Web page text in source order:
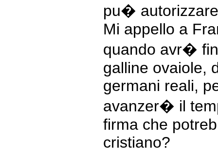
pu�
Mi appello a
quando avr�
galline ovaiole,
germani reali,
avanzer� il
firma che
cristiano?